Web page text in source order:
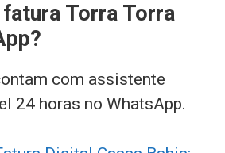
Torra Torra
com assistente
24 horas no WhatsApp.